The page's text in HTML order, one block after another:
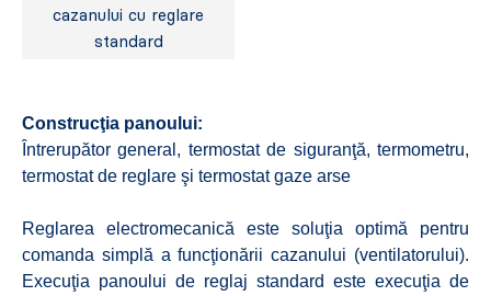
cazanului cu reglare
standard
Construcţia panoului:
Întrerupător general, termostat de siguranţă, termometru,
termostat de reglare şi termostat gaze arse
Reglarea electromecanică este soluţia optimă pentru
comanda simplă a funcţionării cazanului (ventilatorului).
Execuţia panoului de reglaj standard este execuţia de